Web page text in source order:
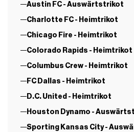
Austin FC - Auswärtstrikot
Charlotte FC - Heimtrikot
Chicago Fire - Heimtrikot
Colorado Rapids - Heimtrikot
Columbus Crew - Heimtrikot
FC Dallas - Heimtrikot
D.C. United - Heimtrikot
Houston Dynamo -
Sporting Kansas City -